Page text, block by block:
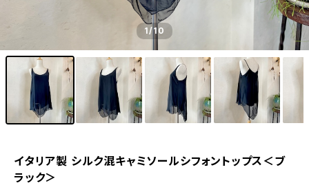
1/10
イタリア製 シルク混キャミソールシフォントップス＜ブ
ラック＞